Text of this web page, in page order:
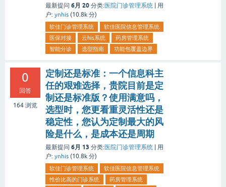
最新提问 6月 20 分类:医院门诊管理系统
用
户: ynhis (10.8k 分)
软佳门诊管理系统
软佳医院信息管理系统
医保对接
云his系统
药房管理系统
智能分诊
选型指南 功能包覆盖边界
0
回答
164 浏览
定制还是标准：一个信息科主
任的艰难选择，贵院目前是定
制还是标准版？使用满意吗，
选型时，您更看重灵活性还是
稳定性，您认为定制最大的风
险是什么，是成本还是周期
最新提问 6月 13 分类:医院门诊管理系统
用
户: ynhis (10.8k 分)
软佳门诊管理系统
软佳医院信息管理系统
性价比高的门诊系统
药房管理系统